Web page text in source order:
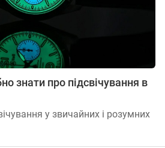
знати про підсвічування в
у звичайних і розумних